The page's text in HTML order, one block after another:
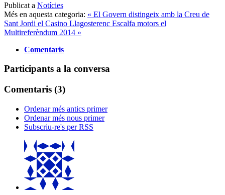
Publicat a Notícies
Més en aquesta categoria: « El Govern distingeix amb la Creu de
Sant Jordi el Casino Llagosterenc Escalfa motors el
Multireferèndum 2014 »
Comentaris
Participants a la conversa
Comentaris (3)
Ordenar més antics primer
Ordenar més nous primer
Subscriu-re's per RSS